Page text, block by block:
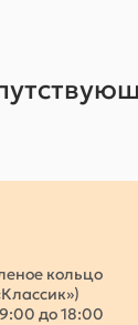
кольцо
до 18:00